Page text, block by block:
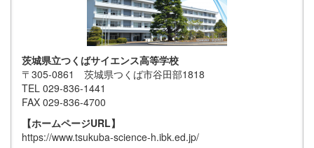
茨城県立つくばサイエンス高等学校
〒305-0861 茨城県つくば市谷田部1818
TEL 029-836-1441
FAX 029-836-4700
【ホームページURL】
https://www.tsukuba-science-h.ibk.ed.jp/